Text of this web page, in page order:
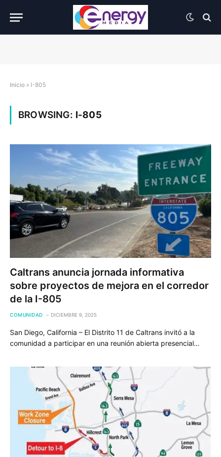
Inicio » I-805
BROWSING: I-805
Caltrans anuncia jornada informativa
sobre proyectos de mejora en el corredor
de la I-805
COMUNIDAD DICIEMBRE 9, 2025
San Diego, California – El Distrito 11 de Caltrans invitó a la
comunidad a participar en una reunión abierta presencial…